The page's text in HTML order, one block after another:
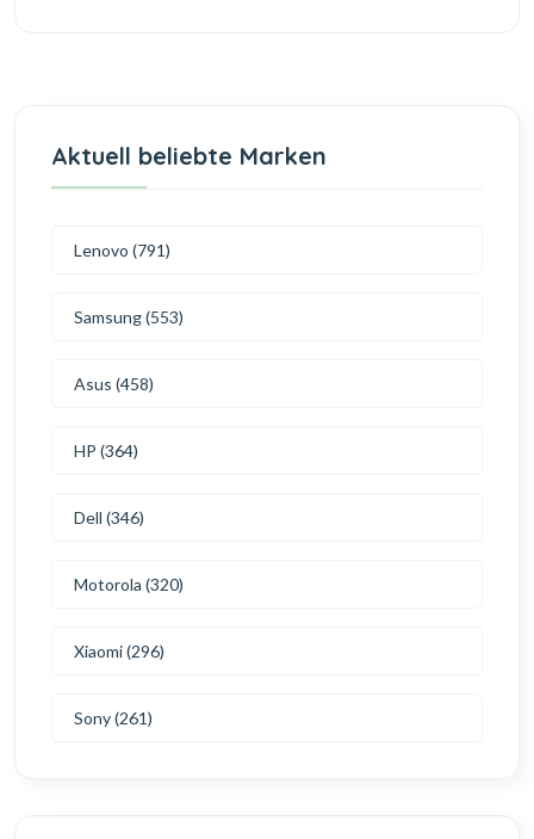
Aktuell beliebte Marken
Lenovo (791)
Samsung (553)
Asus (458)
HP (364)
Dell (346)
Motorola (320)
Xiaomi (296)
Sony (261)